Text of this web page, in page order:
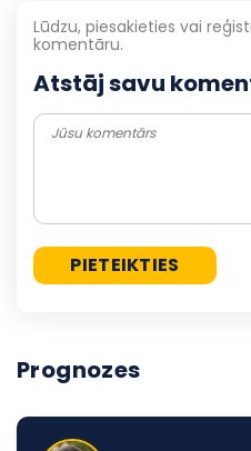
Atstāj savu
Lūdzu, piesakieties vai
komentāru.
Prognozes